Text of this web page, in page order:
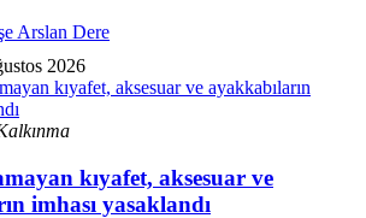
Arslan Dere
2026
kıyafet, aksesuar ve
imhası yasaklandı